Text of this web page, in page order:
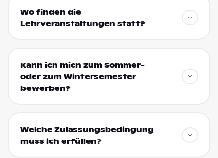
Wo finden die
Lehrveranstaltungen statt?
Kann ich mich zum Sommer-
oder zum Wintersemester
bewerben?
Welche Zulassungsbedingung
muss ich erfüllen?